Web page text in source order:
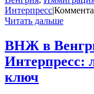
Интерпресс|
Читать дальше
ВНЖ в
Интерпресс:
ключ